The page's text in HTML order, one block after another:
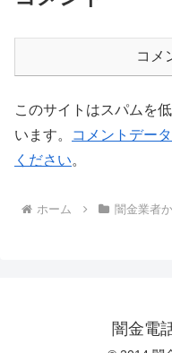
コメ
このサイトはスパムを
います。
コメントデー
ください。
ホーム 闇金業者
闇金電